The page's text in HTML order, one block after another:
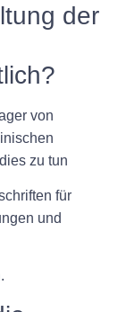
der
von
zu tun
für
und